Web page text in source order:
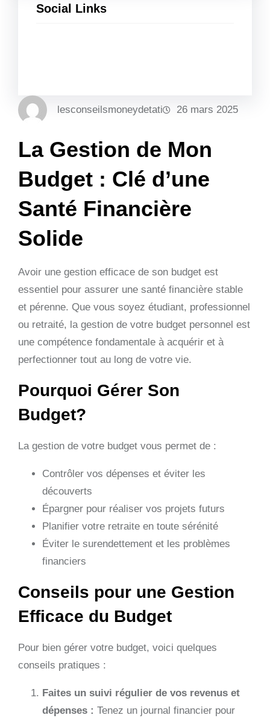
Social Links
lesconseilsmoneydetati 26 mars 2025
La Gestion de Mon
Budget : Clé d’une
Santé Financière
Solide
Avoir une gestion efficace de son budget est
essentiel pour assurer une santé financière stable
et pérenne. Que vous soyez étudiant, professionnel
ou retraité, la gestion de votre budget personnel est
une compétence fondamentale à acquérir et à
perfectionner tout au long de votre vie.
Pourquoi Gérer Son
Budget?
La gestion de votre budget vous permet de :
Contrôler vos dépenses et éviter les
découverts
Épargner pour réaliser vos projets futurs
Planifier votre retraite en toute sérénité
Éviter le surendettement et les problèmes
financiers
Conseils pour une Gestion
Efficace du Budget
Pour bien gérer votre budget, voici quelques
conseils pratiques :
Faites un suivi régulier de vos revenus et
dépenses : Tenez un journal financier pour